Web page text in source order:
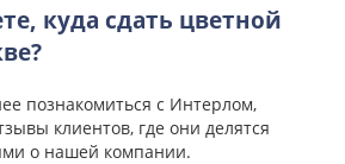
куда сдать цветной
познакомиться с Интерлом,
клиентов, где они делятся
о нашей компании.